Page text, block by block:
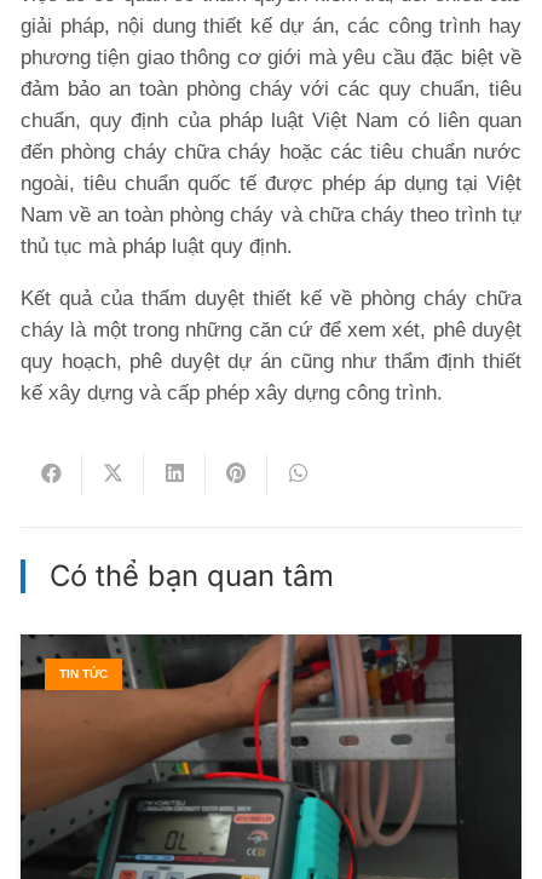
giải pháp, nội dung thiết kế dự án, các công trình hay
phương tiện giao thông cơ giới mà yêu cầu đặc biệt về
đảm bảo an toàn phòng cháy với các quy chuẩn, tiêu
chuẩn, quy định của pháp luật Việt Nam có liên quan
đến phòng cháy chữa cháy hoặc các tiêu chuẩn nước
ngoài, tiêu chuẩn quốc tế được phép áp dụng tại Việt
Nam về an toàn phòng cháy và chữa cháy theo trình tự
thủ tục mà pháp luật quy định.
Kết quả của thẩm duyệt thiết kế về phòng cháy chữa
cháy là một trong những căn cứ để xem xét, phê duyệt
quy hoạch, phê duyệt dự án cũng như thẩm định thiết
kế xây dựng và cấp phép xây dựng công trình.
Có thể bạn quan tâm
TIN TỨC